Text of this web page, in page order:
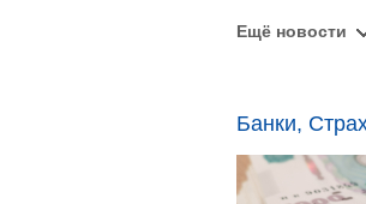
Ещё новости
Банки,